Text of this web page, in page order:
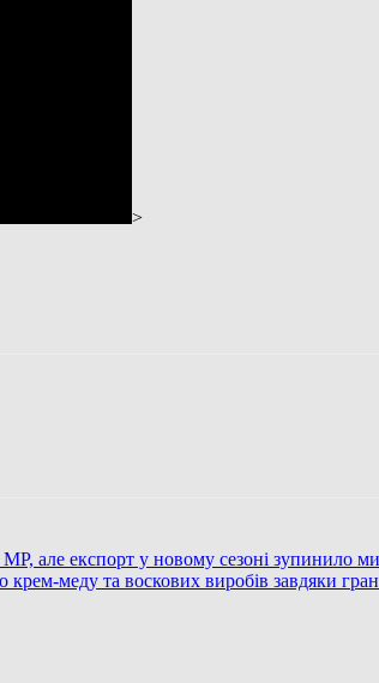
>
але експорт у новому сезоні зупинило
меду та воскових виробів завдяки